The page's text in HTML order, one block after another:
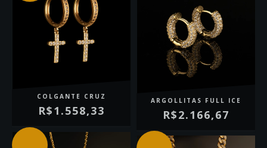
COLGANTE CRUZ
R$1.558,33
ARGOLLITAS FULL ICE
R$2.166,67